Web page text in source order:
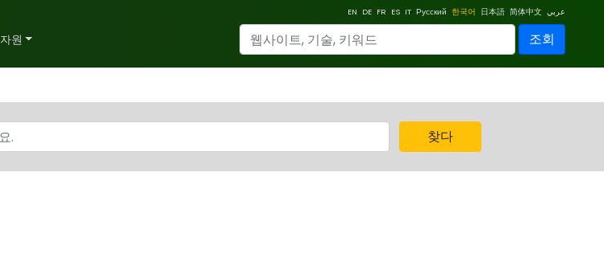
EN DE FR ES IT Русский 한국어 日本語 简体中文 عربي
자원 조회
찾다